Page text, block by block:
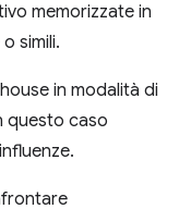
memorizzate in
simili.
in modalità di
questo caso